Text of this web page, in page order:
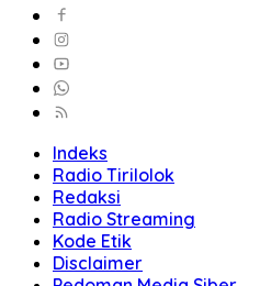
Indeks
Radio Tirilolok
Redaksi
Radio Streaming
Kode Etik
Disclaimer